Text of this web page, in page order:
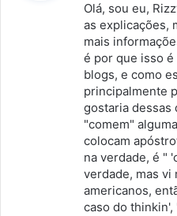
s
e
:
Olá, sou eu,
as explicações,
mais
é por que isso
blogs, e como
principalmente
gostaria dessas
"comem"
colocam
na verdade, é "
verdade, mas vi
americanos,
caso do